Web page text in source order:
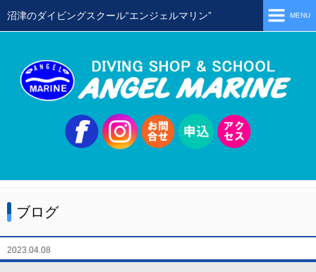
沼津のダイビングスクール“エンジェルマリン” MENU
当店の特徴
スクールメニュー
ステップアップコース
ブログ
2023.04.08